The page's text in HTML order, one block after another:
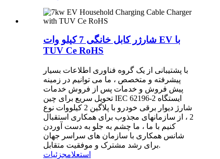
شارژر کابل خانگی 7 کیلو وات EV با
TUV Ce RoHS
با پشتیبانی از یک گروه فناوری اطلاعات بسیار
پیشرفته و متخصص ، ما می توانیم در زمینه
پیش فروش و خدمات پس از فروش خدمات
تحویل سریع برای چین IEC 62196-2 ایستگاه
شارژ دیوار برقی خودرو با پلاگین 2 کیلووات نوع
2 ، از سازمانهای مجذوب برای همکاری استقبال
کنیم با ما ، ما چشم به جلو به دست آوردن
شانس همکاری با سازمان های سراسر جهان
برای رشد مشترک و موفقیت متقابل.
استعلامجزئیات